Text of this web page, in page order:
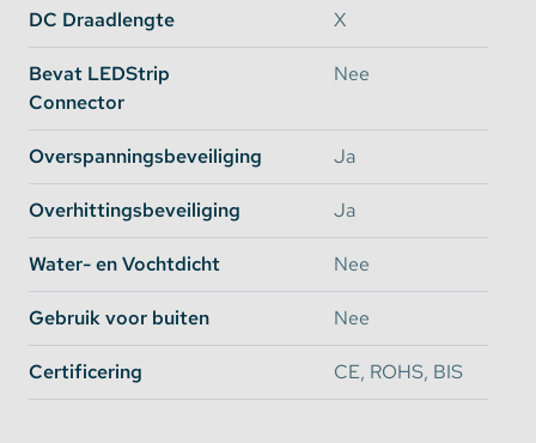
DC Draadlengte X
Bevat LEDStrip
Connector
Nee
Overspanningsbeveiliging Ja
Overhittingsbeveiliging Ja
Water- en Vochtdicht Nee
Gebruik voor buiten Nee
Certificering CE, ROHS, BIS